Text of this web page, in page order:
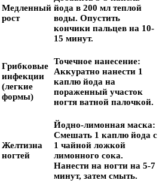
Медленный
рост
йода в 200 мл теплой
воды. Опустить
кончики пальцев на 10-
15 минут.
Грибковые
инфекции
(легкие
формы)
Точечное нанесение:
Аккуратно нанести 1
каплю йода на
пораженный участок
ногтя ватной палочкой.
Желтизна
ногтей
Йодно-лимонная маска:
Смешать 1 каплю йода с
1 чайной ложкой
лимонного сока.
Нанести на ногти на 5-7
минут, затем смыть.